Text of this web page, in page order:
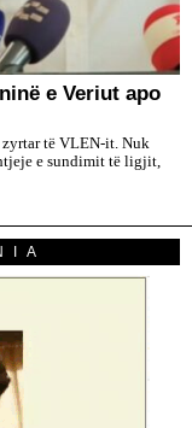
e Veriut apo
zyrtar të VLEN-it. Nuk
e sundimit të ligjit,